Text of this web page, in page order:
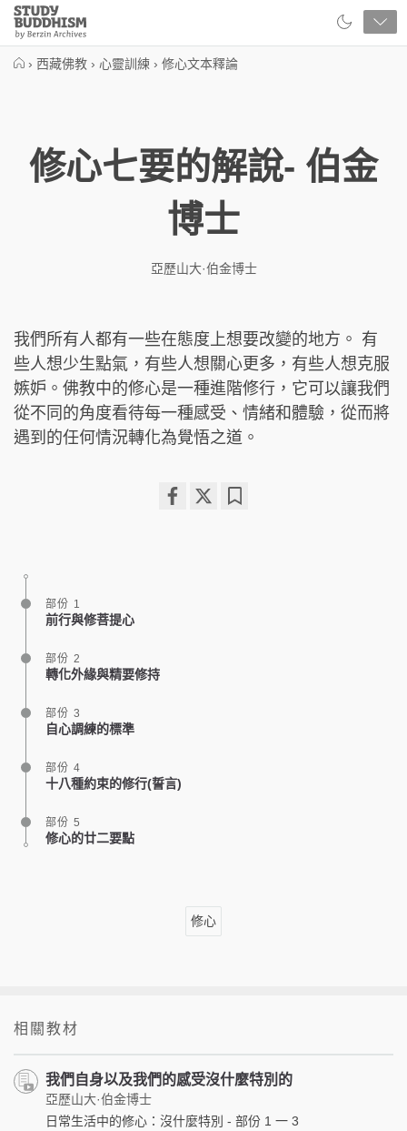
Close
Study
Buddhism
› 西藏佛教 › 心靈訓練 › 修心文本釋論
修心七要的解說- 伯金
博士
亞歷山大·伯金博士
我們所有人都有一些在態度上想要改變的地方。 有
些人想少生點氣，有些人想關心更多，有些人想克服
嫉妒。佛教中的修心是一種進階修行，它可以讓我們
從不同的角度看待每一種感受、情緒和體驗，從而將
遇到的任何情況轉化為覺悟之道。
部份 1
前行與修菩提心
部份 2
轉化外緣與精要修持
部份 3
自心調練的標準
部份 4
十八種約束的修行(誓言)
部份 5
修心的廿二要點
修心
相關教材
我們自身以及我們的感受沒什麼特別的
亞歷山大·伯金博士
日常生活中的修心：沒什麼特別 - 部份 1 一 3